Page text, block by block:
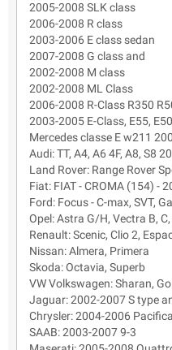
2005-2008 SLK class
2006-2008 R class
2003-2006 E class sedan
2007-2008 G class and
2002-2008 M class
2002-2008 ML Class
2006-2008 R-Class R350
2003-2005 E-Class, E55,
Mercedes classe E w211
Audi: TT, A4, A6 4F, A8, S8
Land Rover: Range Rover
Fiat: FIAT - CROMA (154) -
Ford: Focus - C-max, SVT,
Opel: Astra G/H, Vectra B,
Renault: Scenic, Clio 2,
Nissan: Almera, Primera
Skoda: Octavia, Superb
VW Volkswagen: Sharan,
Jaguar: 2002-2007 S type
Chrysler: 2004-2006 Pacifica
SAAB: 2003-2007 9-3